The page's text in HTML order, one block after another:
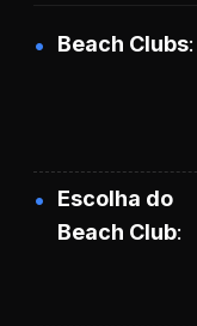
Beach Clubs
Escolha do
Beach Club